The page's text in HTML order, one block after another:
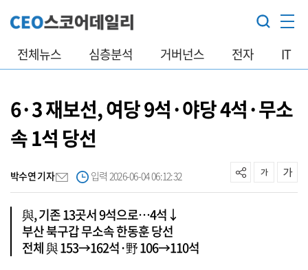
전체뉴스 심층분석 거버넌스 전자 IT
6·3 재보선, 여당 9석·야당 4석·무소
속 1석 당선
박수연 기자 입력 2026-06-04 06:12:32
與, 기존 13곳서 9석으로…4석↓
부산 북구갑 무소속 한동훈 당선
전체 與 153→162석·野 106→110석